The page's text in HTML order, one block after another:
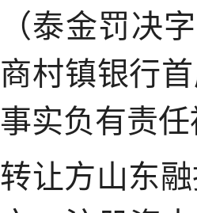
（泰金罚决
商村镇银行
事实负有责任
转让方山东